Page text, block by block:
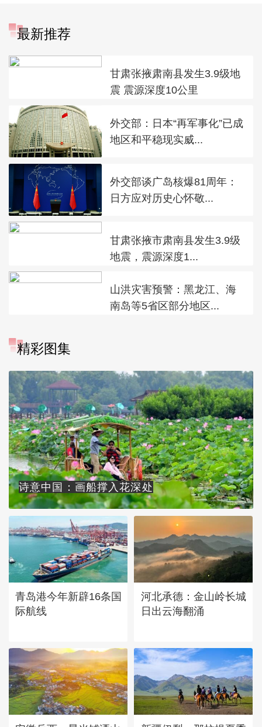
最新推荐
甘肃张掖肃南县发生3.9级地
震 震源深度10公里
外交部：日本“再军事化”已成
地区和平稳现实威...
外交部谈广岛核爆81周年：
日方应对历史心怀敬...
甘肃张掖市肃南县发生3.9级
地震，震源深度1...
山洪灾害预警：黑龙江、海
南岛等5省区部分地区...
精彩图集
诗意中国：画船撑入花深处
青岛港今年新辟16条国
际航线
河北承德：金山岭长城
日出云海翻涌